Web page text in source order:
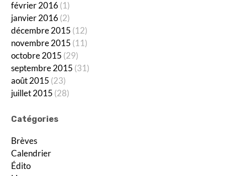
février 2016(1)
janvier 2016(2)
décembre 2015 (12)
novembre 2015 (11)
octobre 2015 (29)
septembre 2015 (31)
août 2015 (23)
juillet 2015 (28)
Catégories
Brèves
Calendrier
Édito